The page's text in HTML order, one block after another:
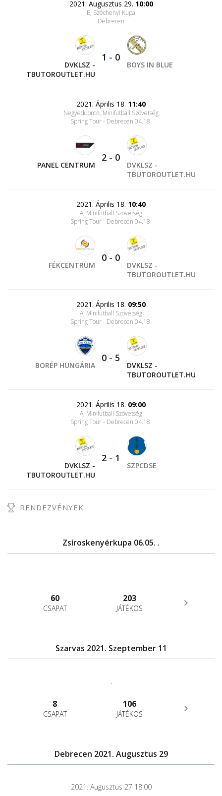
2021. Augusztus 29. 10:00
B, Széchenyi Kupa
Debrecen
DVKLSZ -
TBUTOROUTLET.HU
1 - 0
BOYS IN BLUE
2021. Április 18. 11:40
Negyeddöntő, Minifutball Szövetség
Spring Tour - Debrecen 04.18.
PANEL CENTRUM
2 - 0
DVKLSZ -
TBUTOROUTLET.HU
2021. Április 18. 10:40
A, Minifutball Szövetség
Spring Tour - Debrecen 04.18.
FÉKCENTRUM
0 - 0
DVKLSZ -
TBUTOROUTLET.HU
2021. Április 18. 09:50
A, Minifutball Szövetség
Spring Tour - Debrecen 04.18.
BORÉP HUNGÁRIA
0 - 5
DVKLSZ -
TBUTOROUTLET.HU
2021. Április 18. 09:00
A, Minifutball Szövetség
Spring Tour - Debrecen 04.18.
DVKLSZ -
TBUTOROUTLET.HU
2 - 1
SZPCDSE
RENDEZVÉNYEK
Zsíroskenyérkupa 06.05. .
.
60
CSAPAT
203
JÁTÉKOS
Szarvas 2021. Szeptember 11
.
8
CSAPAT
106
JÁTÉKOS
Debrecen 2021. Augusztus 29
2021. Augusztus 27 18:00